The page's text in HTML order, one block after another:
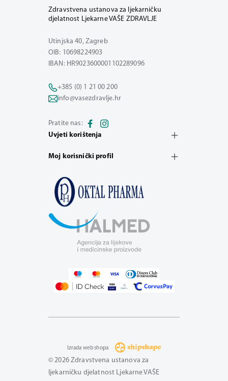
Zdravstvena ustanova za ljekarničku
djelatnost Ljekarne VAŠE ZDRAVLJE
Utinjska 40, Zagreb
OIB: 10698224903
IBAN: HR9023600001102289096
+385 (0) 1 21 00 200
info@vasezdravlje.hr
Pratite nas:
Uvjeti korištenja
Moj korisnički profil
© 2026 Zdravstvena ustanova za
ljekarničku djelatnost Ljekarne VAŠE
Izrada web shopa